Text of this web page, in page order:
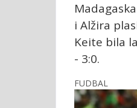
i Alžira
Keite bila
- 3:0.
FUDBAL